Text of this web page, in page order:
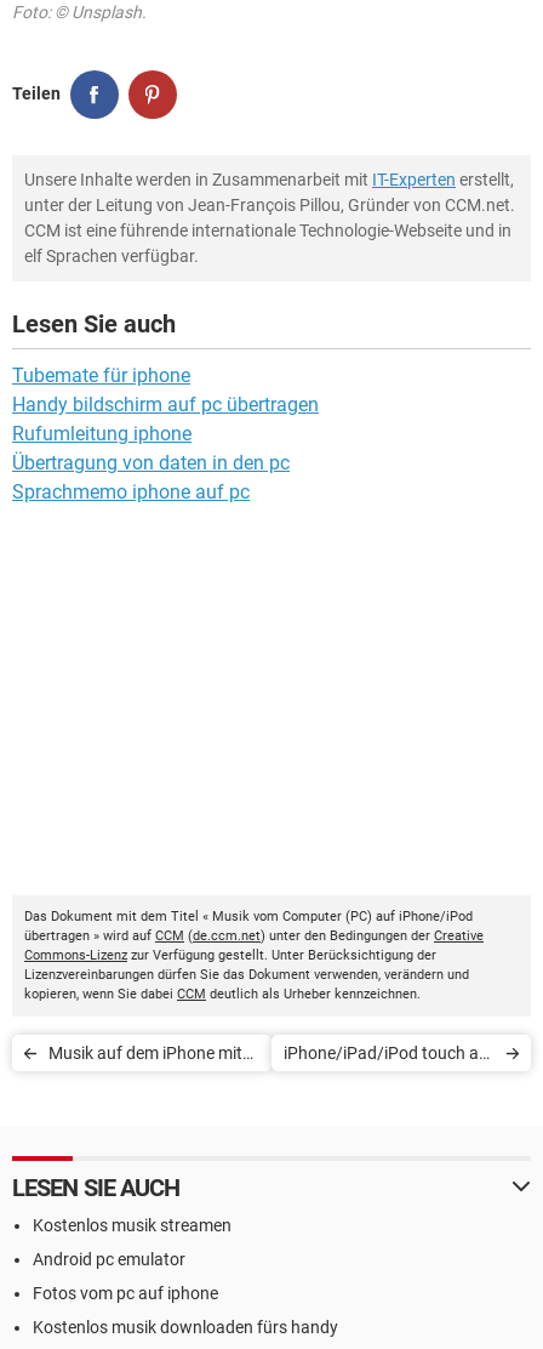
Foto: © Unsplash.
Teilen
Unsere Inhalte werden in Zusammenarbeit mit IT-Experten erstellt,
unter der Leitung von Jean-François Pillou, Gründer von CCM.net.
CCM ist eine führende internationale Technologie-Webseite und in
elf Sprachen verfügbar.
Lesen Sie auch
Tubemate für iphone
Handy bildschirm auf pc übertragen
Rufumleitung iphone
Übertragung von daten in den pc
Sprachmemo iphone auf pc
Das Dokument mit dem Titel « Musik vom Computer (PC) auf iPhone/iPod
übertragen » wird auf CCM (de.ccm.net) unter den Bedingungen der Creative
Commons-Lizenz zur Verfügung gestellt. Unter Berücksichtigung der
Lizenzvereinbarungen dürfen Sie das Dokument verwenden, verändern und
kopieren, wenn Sie dabei CCM deutlich als Urheber kennzeichnen.
Musik auf dem iPhone mit
iPhone/iPad/iPod touch auf
LESEN SIE AUCH
Kostenlos musik streamen
Android pc emulator
Fotos vom pc auf iphone
Kostenlos musik downloaden fürs handy